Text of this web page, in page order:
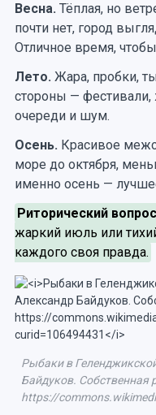
Весна. Тёплая, но
почти нет, город
Отличное время,
Лето. Жара, пробки,
стороны — фестивали,
очереди и шум.
Осень. Красивое
море до октября,
именно осень —
Риторический
жаркий июль или
каждого своя правда.
Рыбаки в
Байдуков. Собственная
https://